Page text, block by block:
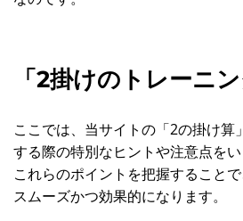
「2掛けのトレーニ
ここでは、当サイトの「2の掛け算
する際の特別なヒントや注意点をい
これらのポイントを把握すること
スムーズかつ効果的になります。